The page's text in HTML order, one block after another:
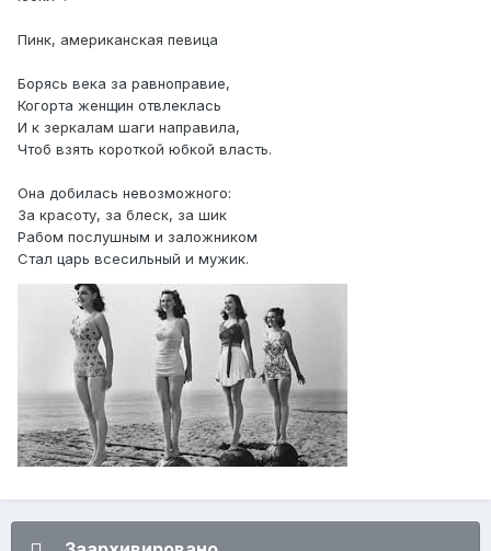
Пинк, американская певица
Борясь века за равноправие,
Когорта женщин отвлеклась
И к зеркалам шаги направила,
Чтоб взять короткой юбкой власть.
Она добилась невозможного:
За красоту, за блеск, за шик
Рабом послушным и заложником
Стал царь всесильный и мужик.